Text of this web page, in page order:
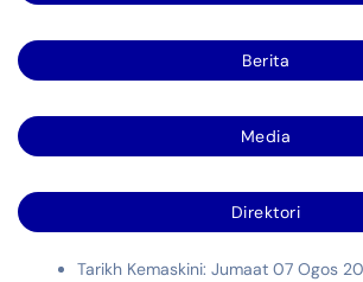
Berita
Media
Direktori
Tarikh Kemaskini: Jumaat 07 Ogos